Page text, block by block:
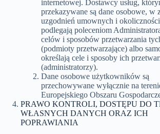
internetowej. Dostawcy usług,
przekazywane są dane osobowe, w
uzgodnień umownych i
podlegają poleceniom
celów i sposobów przetwarzania
(podmioty przetwarzające) albo
określają cele i sposoby ich
(administratorzy).
Dane osobowe użytkowników są
przechowywane wyłącznie na
Europejskiego Obszaru
PRAWO KONTROLI, DOSTĘPU DO
WŁASNYCH DANYCH ORAZ ICH
POPRAWIANIA